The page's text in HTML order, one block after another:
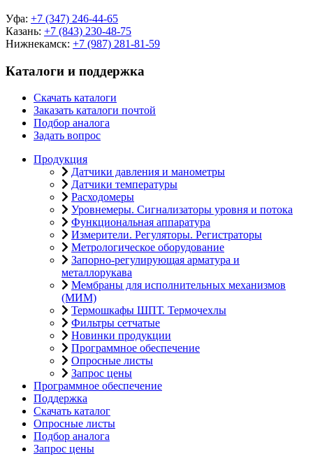
Уфа: +7 (347) 246-44-65
Казань: +7 (843) 230-48-75
Нижнекамск: +7 (987) 281-81-59
Каталоги и поддержка
Скачать каталоги
Заказать каталоги почтой
Подбор аналога
Задать вопрос
Продукция
Датчики давления и манометры
Датчики температуры
Расходомеры
Уровнемеры. Сигнализаторы уровня и потока
Функциональная аппаратура
Измерители. Регуляторы. Регистраторы
Метрологическое оборудование
Запорно-регулирующая арматура и
металлорукава
Мембраны для исполнительных механизмов
(МИМ)
Термошкафы ШПТ. Термочехлы
Фильтры сетчатые
Новинки продукции
Программное обеспечение
Опросные листы
Запрос цены
Программное обеспечение
Поддержка
Скачать каталог
Опросные листы
Подбор аналога
Запрос цены